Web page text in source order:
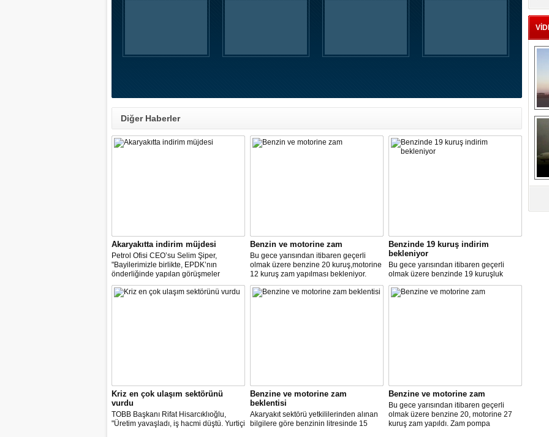
Diğer Haberler
Akaryakıtta indirim müjdesi
Petrol Ofisi CEO’su Selim Şiper,
"Bayilerimizle birlikte, EPDK’nın
önderliğinde yapılan görüşmeler
sonucunda, dağıtım masraf
paylarımızdan fedakârlık ederek
Benzin ve motorine zam
Bu gece yarısından itibaren geçerli
olmak üzere benzine 20 kuruş,motorine
12 kuruş zam yapılması bekleniyor.
Benzinde 19 kuruş indirim
bekleniyor
Bu gece yarısından itibaren geçerli
olmak üzere benzinde 19 kuruşluk
indirim gerçekleşti.
Kriz en çok ulaşım sektörünü
vurdu
TOBB Başkanı Rifat Hisarcıklıoğlu,
"Üretim yavaşladı, iş hacmi düştü. Yurtiçi
Benzine ve motorine zam
beklentisi
Akaryakıt sektörü yetkililerinden alınan
bilgilere göre benzinin litresinde 15
Benzine ve motorine zam
Bu gece yarısından itibaren geçerli
olmak üzere benzine 20, motorine 27
kuruş zam yapıldı. Zam pompa